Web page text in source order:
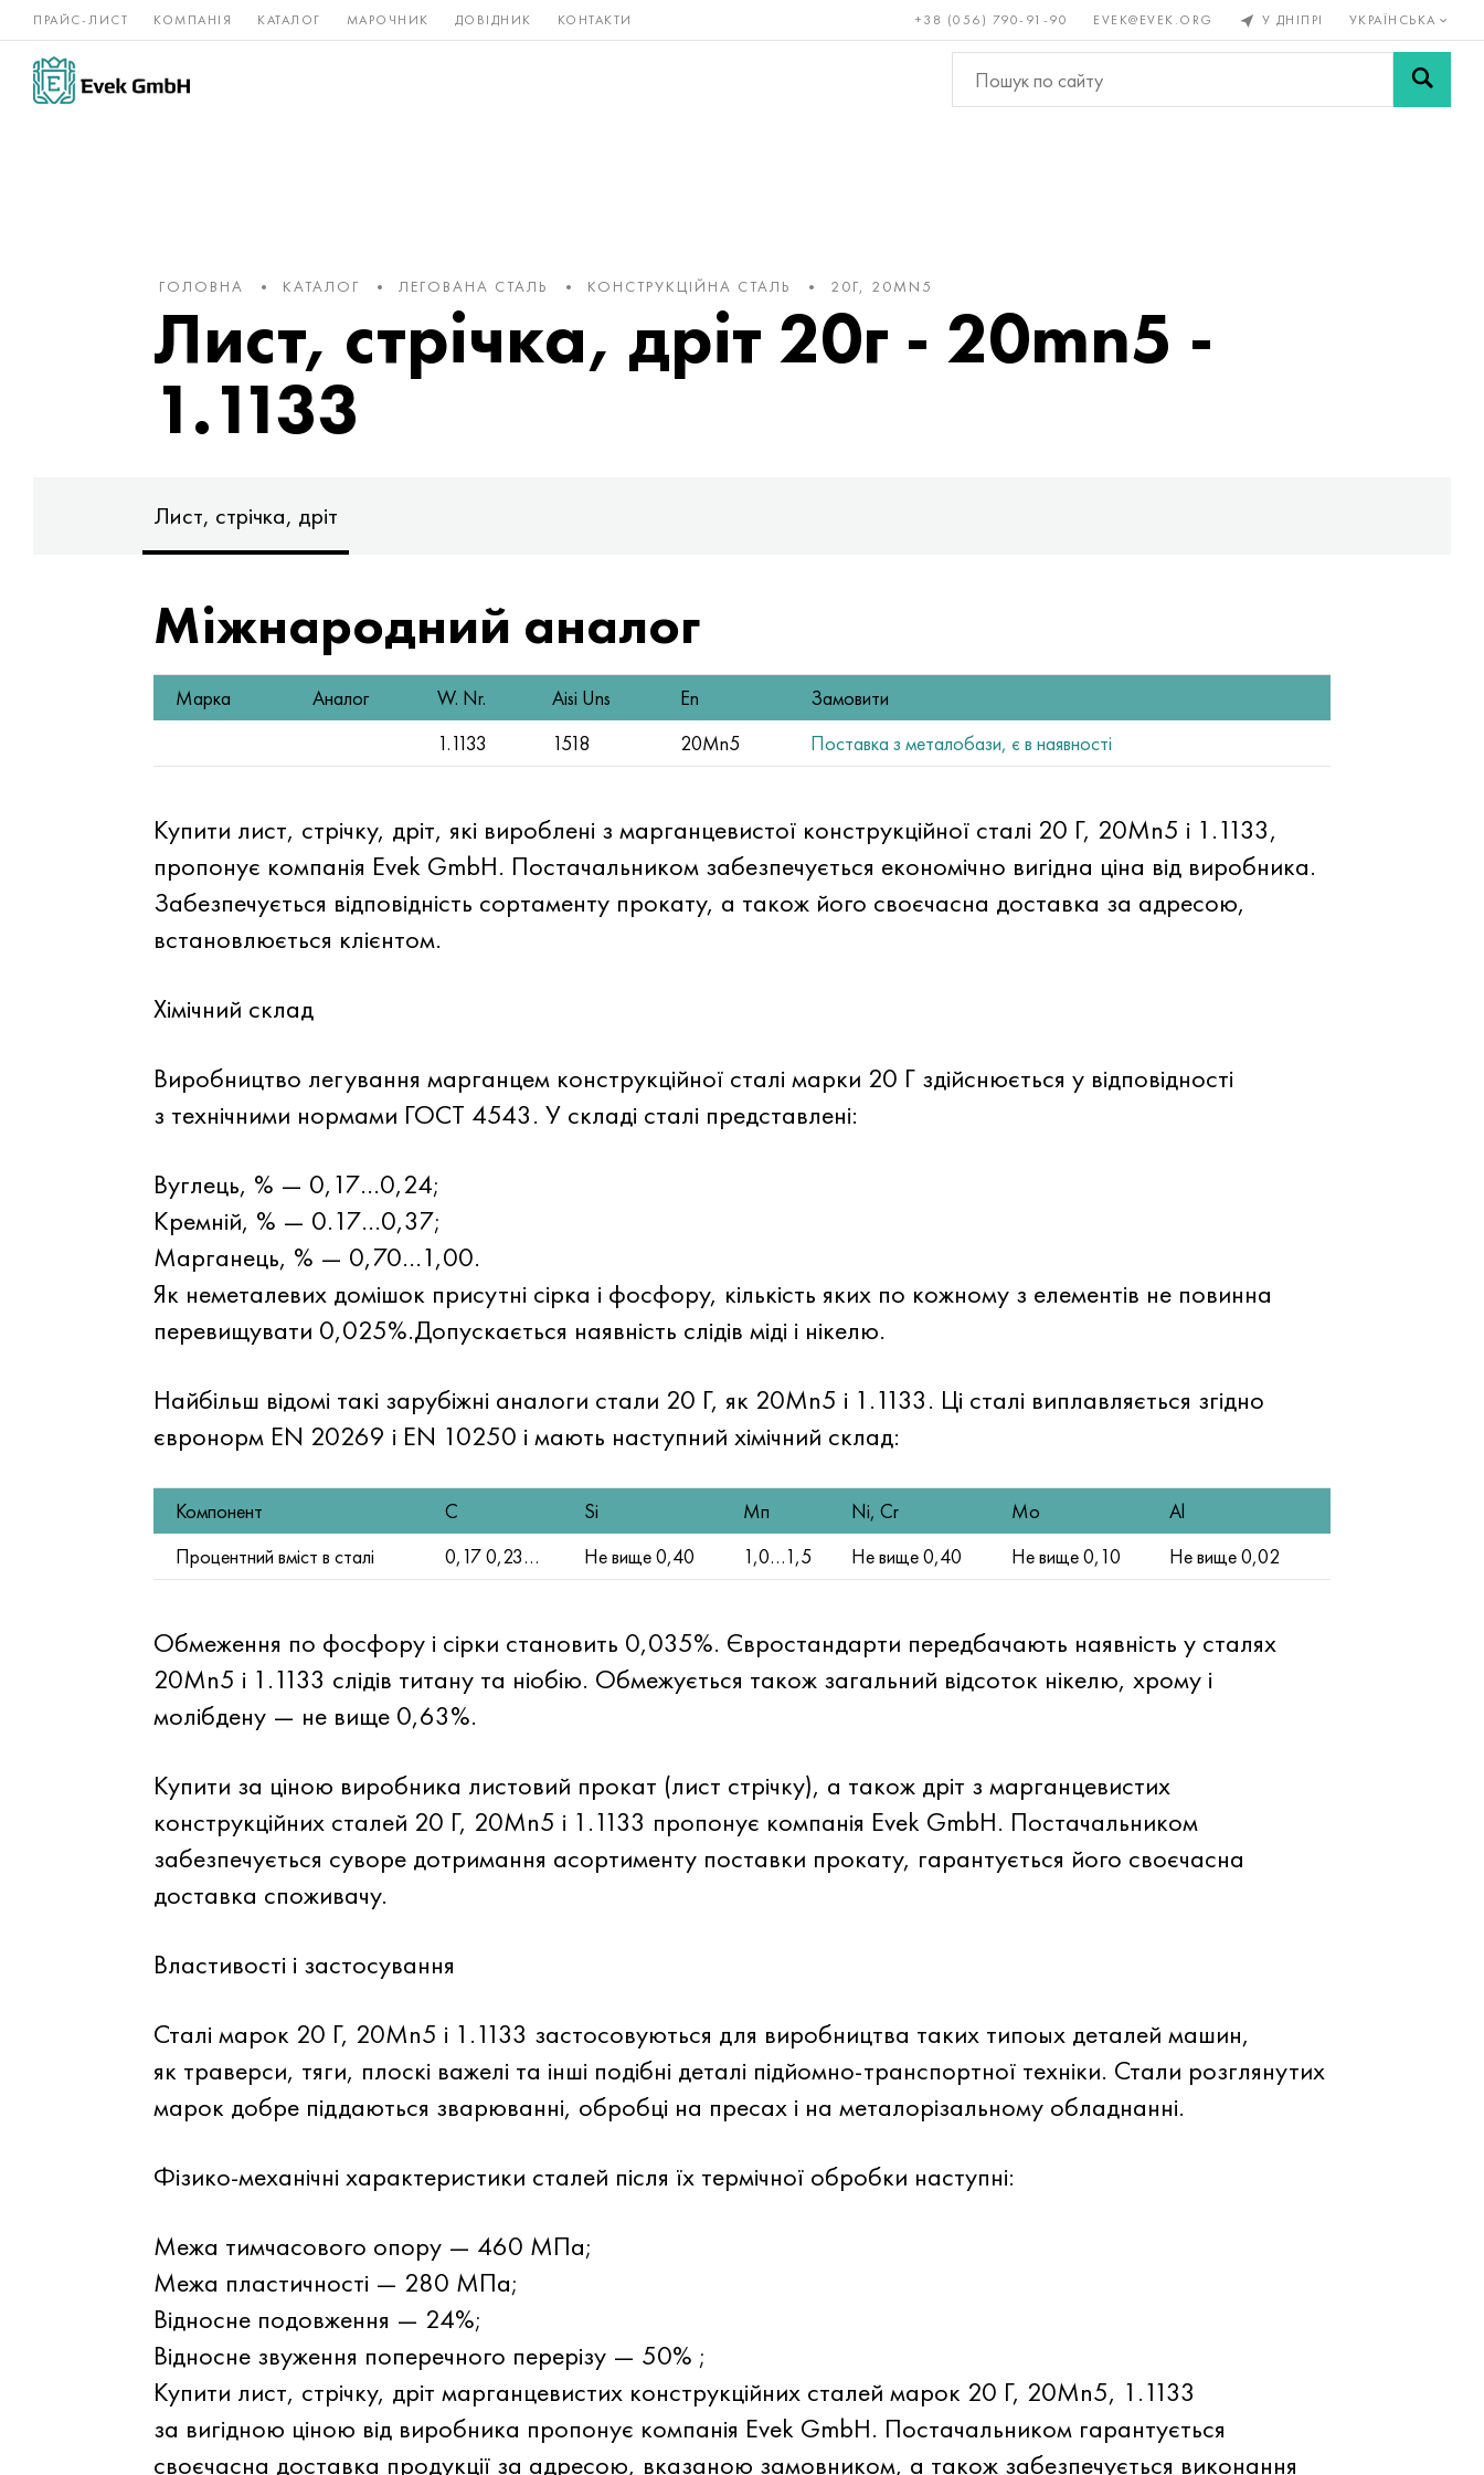
ПРАЙС-ЛИСТ КОМПАНІЯ КАТАЛОГ МАРОЧНИК ДОВІДНИК КОНТАКТИ +38 (056) 790-91-90 EVEK@EVEK.ORG У ДНІПРІ УКРАЇНСЬКА
Нікелеві
сплави
Рідкісні і Бронза, мідь, Кольорові
метали
Легована Сітки і
ГОЛОВНА КАТАЛОГ ЛЕГОВАНА СТАЛЬ КОНСТРУКЦІЙНА СТАЛЬ 20Г, 20MN5
Лист, стрічка, дріт 20г - 20mn5 -
1.1133
Лист, стрічка, дріт
Міжнародний аналог
Марка Аналог W. Nr. Aisi Uns En
Замовити
1.1133
1518 20Mn5 Поставка з металобази, є в наявності
Купити лист, стрічку, дріт, які вироблені з марганцевистої конструкційної сталі 20 Г, 20Mn5 і 1.1133,
пропонує компанія Evek GmbH. Постачальником забезпечується економічно вигідна ціна від виробника.
Забезпечується відповідність сортаменту прокату, а також його своєчасна доставка за адресою,
встановлюється клієнтом.
Хімічний склад
Виробництво легування марганцем конструкційної сталі марки 20 Г здійснюється у відповідності
з технічними нормами ГОСТ 4543. У складі сталі представлені:
Вуглець, % — 0,17…0,24;
Кремній, % — 0.17…0,37;
Марганець, % — 0,70…1,00.
Як неметалевих домішок присутні сірка і фосфору, кількість яких по кожному з елементів не повинна
перевищувати 0,025%.Допускається наявність слідів міді і нікелю.
Найбільш відомі такі зарубіжні аналоги стали 20 Г, як 20Mn5 і 1.1133. Ці сталі виплавляється згідно
євронорм EN 20269 і EN 10250 і мають наступний хімічний склад:
Компонент C Si Мп Ni, Cr Мо
Аl
Процентний вміст в сталі
0,17 0,23… Не вище 0,40 1,0…1,5 Не вище 0,40 Не вище 0,10 Не вище 0,02
Обмеження по фосфору і сірки становить 0,035%. Євростандарти передбачають наявність у сталях
20Mn5 і 1.1133 слідів титану та ніобію. Обмежується також загальний відсоток нікелю, хрому і
молібдену — не вище 0,63%.
Купити за ціною виробника листовий прокат (лист стрічку), а також дріт з марганцевистих
конструкційних сталей 20 Г, 20Mn5 і 1.1133 пропонує компанія Evek GmbH. Постачальником
забезпечується суворе дотримання асортименту поставки прокату, гарантується його своєчасна
доставка споживачу.
Властивості і застосування
Сталі марок 20 Г, 20Mn5 і 1.1133 застосовуються для виробництва таких типоых деталей машин,
як траверси, тяги, плоскі важелі та інші подібні деталі підйомно-транспортної техніки. Стали розглянутих
марок добре піддаються зварюванні, обробці на пресах і на металорізальному обладнанні.
Фізико-механічні характеристики сталей після їх термічної обробки наступні:
Межа тимчасового опору — 460 МПа;
Межа пластичності — 280 МПа;
Відносне подовження — 24%;
Відносне звуження поперечного перерізу — 50% ;
Купити лист, стрічку, дріт марганцевистих конструкційних сталей марок 20 Г, 20Mn5, 1.1133
за вигідною ціною від виробника пропонує компанія Evek GmbH. Постачальником гарантується
своєчасна доставка продукції за адресою, вказаною замовником, а також забезпечується виконання